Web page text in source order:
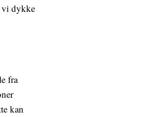
vi dykke
fra
kan